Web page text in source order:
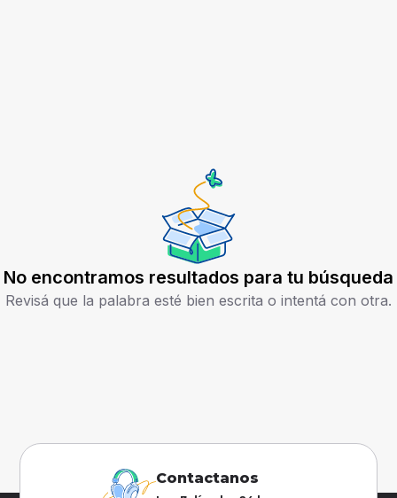
No encontramos resultados para tu búsqueda
Revisá que la palabra esté bien escrita o intentá con otra.
Contactanos